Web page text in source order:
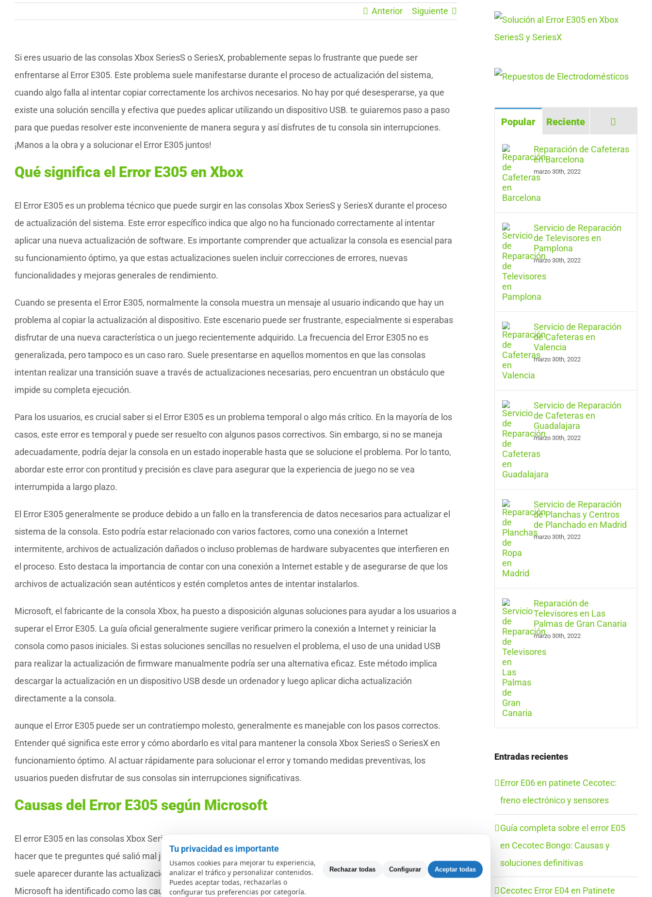
Anterior Siguiente
Si eres usuario de las consolas Xbox SeriesS o SeriesX, probablemente sepas lo frustrante que puede ser
enfrentarse al Error E305. Este problema suele manifestarse durante el proceso de actualización del sistema,
cuando algo falla al intentar copiar correctamente los archivos necesarios. No hay por qué desesperarse, ya que
existe una solución sencilla y efectiva que puedes aplicar utilizando un dispositivo USB. te guiaremos paso a paso
para que puedas resolver este inconveniente de manera segura y así disfrutes de tu consola sin interrupciones.
¡Manos a la obra y a solucionar el Error E305 juntos!
Qué significa el Error E305 en Xbox
El Error E305 es un problema técnico que puede surgir en las consolas Xbox SeriesS y SeriesX durante el proceso
de actualización del sistema. Este error específico indica que algo no ha funcionado correctamente al intentar
aplicar una nueva actualización de software. Es importante comprender que actualizar la consola es esencial para
su funcionamiento óptimo, ya que estas actualizaciones suelen incluir correcciones de errores, nuevas
funcionalidades y mejoras generales de rendimiento.
Cuando se presenta el Error E305, normalmente la consola muestra un mensaje al usuario indicando que hay un
problema al copiar la actualización al dispositivo. Este escenario puede ser frustrante, especialmente si esperabas
disfrutar de una nueva característica o un juego recientemente adquirido. La frecuencia del Error E305 no es
generalizada, pero tampoco es un caso raro. Suele presentarse en aquellos momentos en que las consolas
intentan realizar una transición suave a través de actualizaciones necesarias, pero encuentran un obstáculo que
impide su completa ejecución.
Para los usuarios, es crucial saber si el Error E305 es un problema temporal o algo más crítico. En la mayoría de los
casos, este error es temporal y puede ser resuelto con algunos pasos correctivos. Sin embargo, si no se maneja
adecuadamente, podría dejar la consola en un estado inoperable hasta que se solucione el problema. Por lo tanto,
abordar este error con prontitud y precisión es clave para asegurar que la experiencia de juego no se vea
interrumpida a largo plazo.
El Error E305 generalmente se produce debido a un fallo en la transferencia de datos necesarios para actualizar el
sistema de la consola. Esto podría estar relacionado con varios factores, como una conexión a Internet
intermitente, archivos de actualización dañados o incluso problemas de hardware subyacentes que interfieren en
el proceso. Esto destaca la importancia de contar con una conexión a Internet estable y de asegurarse de que los
archivos de actualización sean auténticos y estén completos antes de intentar instalarlos.
Microsoft, el fabricante de la consola Xbox, ha puesto a disposición algunas soluciones para ayudar a los usuarios a
superar el Error E305. La guía oficial generalmente sugiere verificar primero la conexión a Internet y reiniciar la
consola como pasos iniciales. Si estas soluciones sencillas no resuelven el problema, el uso de una unidad USB
para realizar la actualización de firmware manualmente podría ser una alternativa eficaz. Este método implica
descargar la actualización en un dispositivo USB desde un ordenador y luego aplicar dicha actualización
directamente a la consola.
aunque el Error E305 puede ser un contratiempo molesto, generalmente es manejable con los pasos correctos.
Entender qué significa este error y cómo abordarlo es vital para mantener la consola Xbox SeriesS o SeriesX en
funcionamiento óptimo. Al actuar rápidamente para solucionar el error y tomando medidas preventivas, los
usuarios pueden disfrutar de sus consolas sin interrupciones significativas.
Causas del Error E305 según Microsoft
El error E305 en las consolas Xbox SeriesS y SeriesX es uno de esos inconvenientes tecnológicos que pueden
hacer que te preguntes qué salió mal justo cuando estás listo para disfrutar de un buen rato de juego. Este error
suele aparecer durante las actualizaciones del sistema ¿Y por qué sucede? Bueno, hay varias razones que
Microsoft ha identificado como las causas más comunes.
Popular Reciente
Reparación de Cafeteras
en Barcelona
marzo 30th, 2022
Servicio de Reparación
de Televisores en
Pamplona
marzo 30th, 2022
Servicio de Reparación
de Cafeteras en
Valencia
marzo 30th, 2022
Servicio de Reparación
de Cafeteras en
Guadalajara
marzo 30th, 2022
Servicio de Reparación
de Planchas y Centros
de Planchado en Madrid
marzo 30th, 2022
Reparación de
Televisores en Las
Palmas de Gran Canaria
marzo 30th, 2022
Entradas recientes
Error E06 en patinete Cecotec:
freno electrónico y sensores
Guía completa sobre el error E05
en Cecotec Bongo: Causas y
soluciones definitivas
Cecotec Error E04 en Patinete
Tu privacidad es importante
Usamos cookies para mejorar tu experiencia,
analizar el tráfico y personalizar contenidos.
Puedes aceptar todas, rechazarlas o
configurar tus preferencias por categoría.
Rechazar todas Configurar Aceptar todas